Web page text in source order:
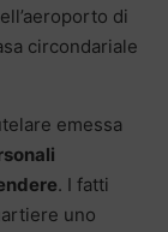
di
circondariale
emessa
. I fatti
uno